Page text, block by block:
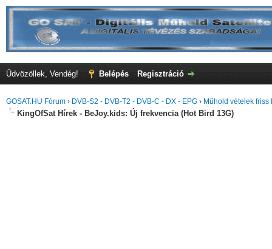
Üdvözöllek, Vendég! Belépés Regisztráció
GOSAT.HU Fórum › DVB-S2 - DVB-T2 - DVB-C - DX - EPG › Műhold vételek friss
KingOfSat Hírek - BeJoy.kids: Új frekvencia (Hot Bird 13G)